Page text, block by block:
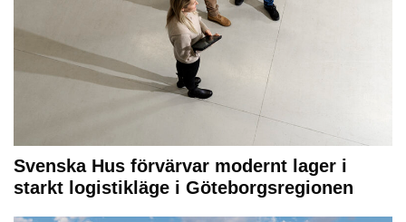
Svenska Hus förvärvar modernt lager i
starkt logistikläge i Göteborgsregionen